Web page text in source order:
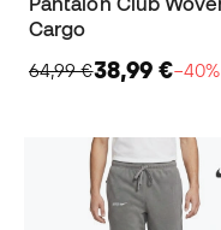
Cargo
64,99 €38,99 €−40%